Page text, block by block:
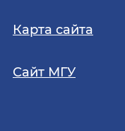
Карта сайта
Сайт МГУ